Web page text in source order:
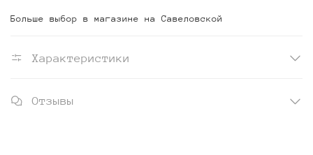
Больше выбор в магазине на Савеловской
Характеристики
Отзывы